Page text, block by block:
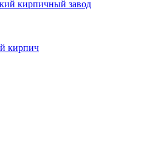
кирпичный завод
кирпич